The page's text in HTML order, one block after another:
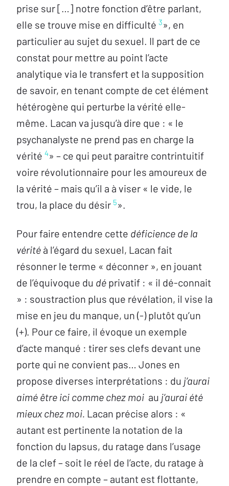
prise sur […] notre fonction d’être parlant,
elle se trouve mise en difficulté 3», en
particulier au sujet du sexuel. Il part de ce
constat pour mettre au point l’acte
analytique via le transfert et la supposition
de savoir, en tenant compte de cet élément
hétérogène qui perturbe la vérité elle-
même. Lacan va jusqu’à dire que : « le
psychanalyste ne prend pas en charge la
vérité 4» – ce qui peut paraitre contrintuitif
voire révolutionnaire pour les amoureux de
la vérité – mais qu’il a à viser « le vide, le
trou, la place du désir 5».
Pour faire entendre cette déficience de la
vérité à l’égard du sexuel, Lacan fait
résonner le terme « déconner », en jouant
de l’équivoque du dé privatif : « il dé-connait
» : soustraction plus que révélation, il vise la
mise en jeu du manque, un (-) plutôt qu’un
(+). Pour ce faire, il évoque un exemple
d’acte manqué : tirer ses clefs devant une
porte qui ne convient pas… Jones en
propose diverses interprétations : du j’aurai
aimé être ici comme chez moi au j’aurai été
mieux chez moi. Lacan précise alors : «
autant est pertinente la notation de la
fonction du lapsus, du ratage dans l’usage
de la clef – soit le réel de l’acte, du ratage à
prendre en compte – autant est flottante,